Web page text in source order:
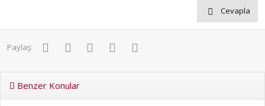
:
Cevapla
Paylaş: FacebookTwitter PinterestWhatsApp
Benzer Konular